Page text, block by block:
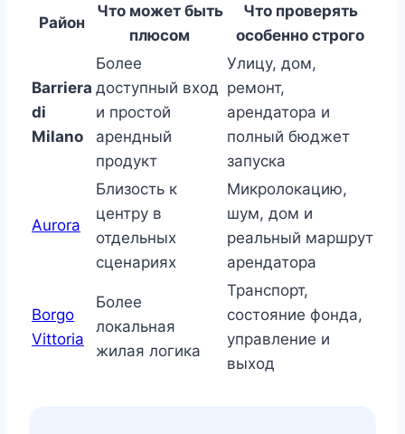
Район
Что может быть
плюсом
Что проверять
особенно строго
Barriera
di
Milano
Более
доступный вход
и простой
арендный
продукт
Улицу, дом,
ремонт,
арендатора и
полный бюджет
запуска
Aurora
Близость к
центру в
отдельных
сценариях
Микролокацию,
шум, дом и
реальный маршрут
арендатора
Borgo
Vittoria
Более
локальная
жилая логика
Транспорт,
состояние фонда,
управление и
выход